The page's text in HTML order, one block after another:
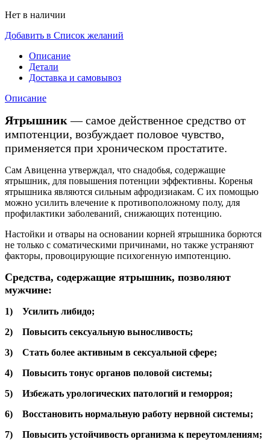
Нет в наличии
Добавить в Список желаний
Описание
Детали
Доставка и самовывоз
Описание
Ятрышник — самое действенное средство от
импотенции, возбуждает половое чувство,
применяется при хроническом простатите.
Сам Авиценна утверждал, что снадобья, содержащие
ятрышник, для повышения потенции эффективны. Коренья
ятрышника являются сильным афродизиакам. С их помощью
можно усилить влечение к противоположному полу, для
профилактики заболеваний, снижающих потенцию.
Настойки и отвары на основании корней ятрышника борются
не только с соматическими причинами, но также устраняют
факторы, провоцирующие психогенную импотенцию.
Средства, содержащие ятрышник, позволяют
мужчине:
1) Усилить либидо;
2) Повысить сексуальную выносливость;
3) Стать более активным в сексуальной сфере;
4) Повысить тонус органов половой системы;
5) Избежать урологических патологий и геморроя;
6) Восстановить нормальную работу нервной системы;
7) Повысить устойчивость организма к переутомлениям;